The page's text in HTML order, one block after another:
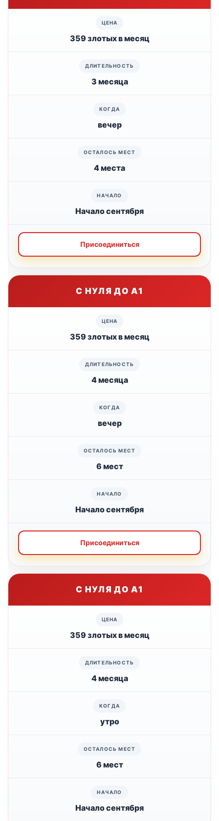
359 злотых в месяц
3 месяца
вечер
4 места
Начало сентября
Присоединиться
С НУЛЯ ДО А1
359 злотых в месяц
4 месяца
вечер
6 мест
Начало сентября
Присоединиться
С НУЛЯ ДО А1
359 злотых в месяц
4 месяца
утро
6 мест
Начало сентября